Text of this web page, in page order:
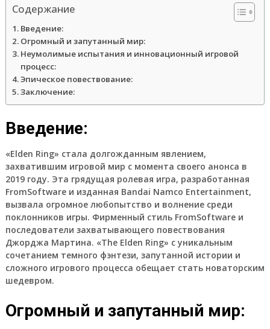
Содержание
Введение:
Огромный и запутанный мир:
Неумолимые испытания и инновационный игровой
процесс:
Эпическое повествование:
Заключение:
Введение:
«Elden Ring» стала долгожданным явлением,
захватившим игровой мир с момента своего анонса в
2019 году. Эта грядущая ролевая игра, разработанная
FromSoftware и изданная Bandai Namco Entertainment,
вызвала огромное любопытство и волнение среди
поклонников игры. Фирменный стиль FromSoftware и
последователи захватывающего повествования
Джорджа Мартина. «The Elden Ring» с уникальным
сочетанием темного фэнтези, запутанной истории и
сложного игрового процесса обещает стать новаторским
шедевром.
Огромный и запутанный мир: